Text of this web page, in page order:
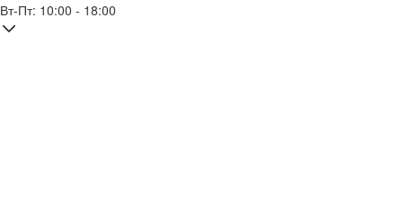
Вт-Пт: 10:00 - 18:00